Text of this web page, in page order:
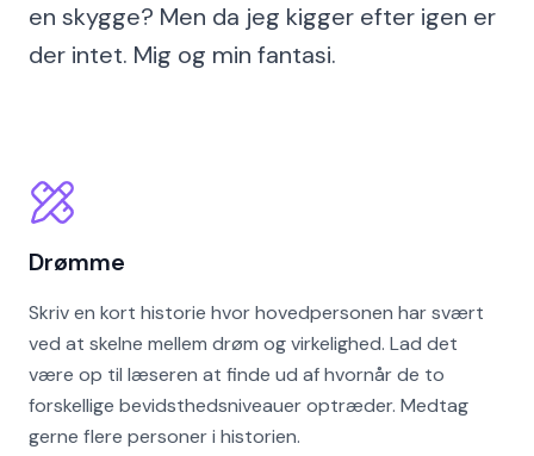
Drømme
Skriv en kort historie hvor hovedpersonen har svært
ved at skelne mellem drøm og virkelighed. Lad det
være op til læseren at finde ud af hvornår de to
forskellige bevidsthedsniveauer optræder. Medtag
gerne flere personer i historien.
en skygge? Men da jeg kigger efter igen er
der intet. Mig og min fantasi.